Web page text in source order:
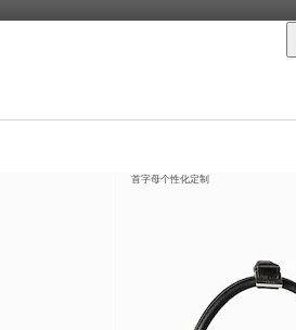
首字母个性化定制